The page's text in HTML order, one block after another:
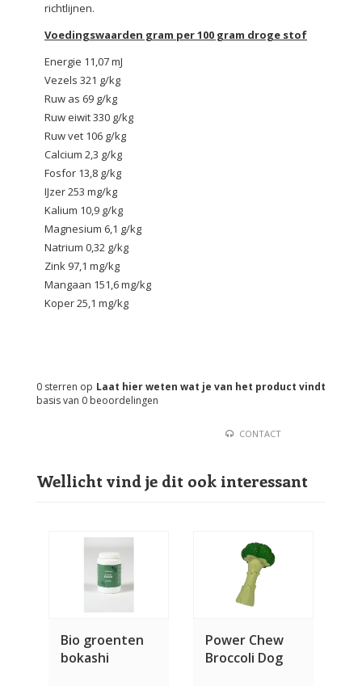
richtlijnen.
Voedingswaarden gram per 100 gram droge stof
Energie 11,07 mJ
Vezels 321 g/kg
Ruw as 69 g/kg
Ruw eiwit 330 g/kg
Ruw vet 106 g/kg
Calcium 2,3 g/kg
Fosfor 13,8 g/kg
IJzer 253 mg/kg
Kalium 10,9 g/kg
Magnesium 6,1 g/kg
Natrium 0,32 g/kg
Zink 97,1 mg/kg
Mangaan 151,6 mg/kg
Koper 25,1 mg/kg
Laat hier weten wat je van het product vindt
0 sterren op
basis van 0 beoordelingen
CONTACT
Wellicht vind je dit ook interessant
Bio groenten
bokashi
Power Chew
Broccoli Dog